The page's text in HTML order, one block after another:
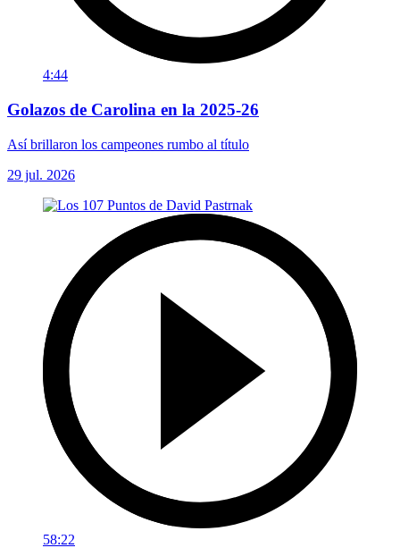
4:44
Golazos de Carolina en la 2025-26
Así brillaron los campeones rumbo al título
29 jul. 2026
58:22